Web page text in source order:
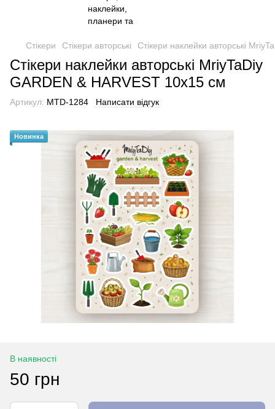
Стікери Стікери авторські Стікери наклейки авторські
Стікери наклейки авторські MriyTaDiy
GARDEN & HARVEST 10х15 см
Артикул: MTD-1284 Написати відгук
Новинка
В наявності
50 грн